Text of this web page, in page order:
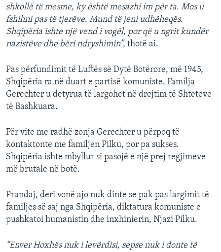
shkollë të mesme, ky është mesazhi im për ta. Mos u
fshihni pas të tjerëve. Mund të jeni udhëheqës.
Shqipëria ishte një vend i vogël, por që u ngrit kundër
nazistëve dhe bëri ndryshimin”, thotë ai.
Pas përfundimit të Luftës së Dytë Botërore, më 1945,
Shqipëria ra në duart e partisë komuniste. Familja
Gerechter u detyrua të largohet në drejtim të Shteteve
të Bashkuara.
Për vite me radhë zonja Gerechter u përpoq të
kontaktonte me familjen Pilku, por pa sukses.
Shqipëria ishte mbyllur si pasojë e një prej regjimeve
më brutale në botë.
Prandaj, deri vonë ajo nuk dinte se pak pas largimit të
familjes së saj nga Shqipëria, diktatura komuniste e
pushkatoi humanistin dhe inxhinierin, Njazi Pilku.
“Enver Hoxhës nuk i levërdisi, sepse nuk i donte të